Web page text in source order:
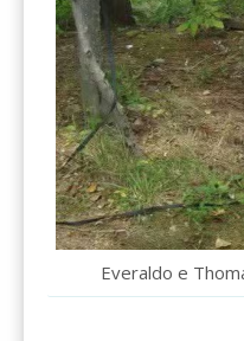
Everaldo e